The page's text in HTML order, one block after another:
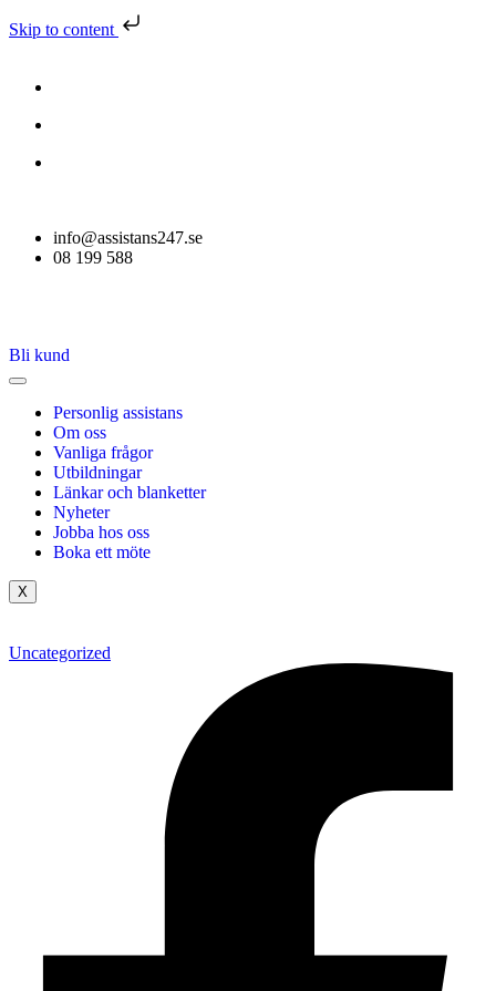
Skip to content
info@assistans247.se
08 199 588
Bli kund
Personlig assistans
Om oss
Vanliga frågor
Utbildningar
Länkar och blanketter
Nyheter
Jobba hos oss
Boka ett möte
X
Uncategorized